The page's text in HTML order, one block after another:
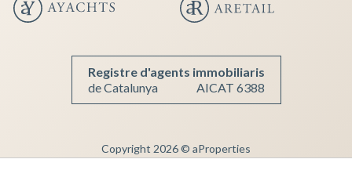
Registre d'agents immobiliaris
de Catalunya
AICAT 6388
Copyright 2026 © aProperties